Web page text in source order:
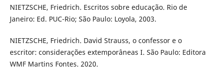
NIETZSCHE, Friedrich. Escritos sobre educação. Rio de
Janeiro: Ed. PUC-Rio; São Paulo: Loyola, 2003.
NIETZSCHE, Friedrich. David Strauss, o confessor e o
escritor: considerações extemporâneas I. São Paulo: Editora
WMF Martins Fontes. 2020.